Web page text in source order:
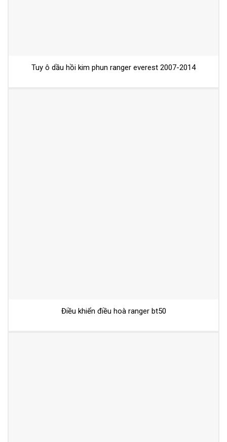
Tuy ô dầu hồi kim phun ranger everest 2007-2014
Điều khiển điều hoà ranger bt50